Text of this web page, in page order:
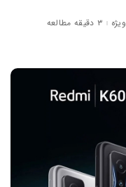
ویژه ۳ دقیقه مطالعه